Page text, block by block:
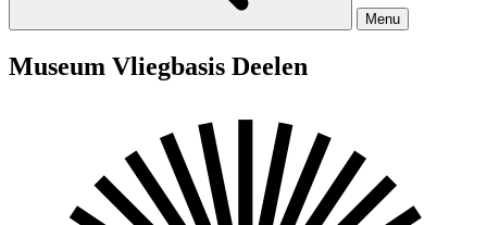
Menu
Museum Vliegbasis Deelen